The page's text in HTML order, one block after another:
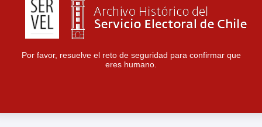
Por favor, resuelve el reto de seguridad para confirmar que
eres humano.